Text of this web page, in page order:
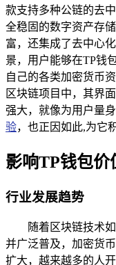
款支持多种公链的去
全稳固的数字资产存
富，还集成了去中心
景，用户能够在TP钱
自己的各类加密货币
区块链项目中，其界
强大，就像为用户量
验，也正因如此,为它
影响TP钱包价
行业发展趋势
随着区块链技术
并广泛普及，加密货
扩大，越来越多的人